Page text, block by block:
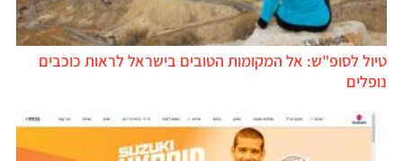
טיול לסופ"ש: אל המקומות הטובים בישראל לראות כוכבים
נופלים